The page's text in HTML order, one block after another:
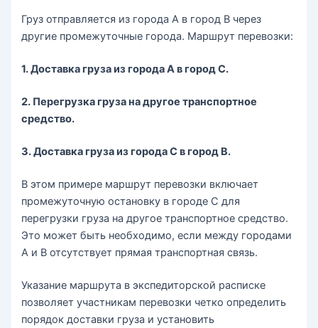
Груз отправляется из города А в город В через
другие промежуточные города. Маршрут перевозки:
1. Доставка груза из города А в город С.
2. Перегрузка груза на другое транспортное
средство.
3. Доставка груза из города С в город В.
В этом примере маршрут перевозки включает
промежуточную остановку в городе С для
перегрузки груза на другое транспортное средство.
Это может быть необходимо, если между городами
А и В отсутствует прямая транспортная связь.
Указание маршрута в экспедиторской расписке
позволяет участникам перевозки четко определить
порядок доставки груза и установить